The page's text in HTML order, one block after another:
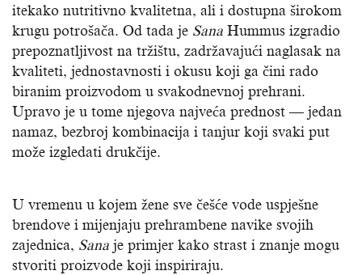
itekako nutritivno kvalitetna, ali i dostupna širokom
krugu potrošača. Od tada je Sana Hummus izgradio
prepoznatljivost na tržištu, zadržavajući naglasak na
kvaliteti, jednostavnosti i okusu koji ga čini rado
biranim proizvodom u svakodnevnoj prehrani.
Upravo je u tome njegova najveća prednost — jedan
namaz, bezbroj kombinacija i tanjur koji svaki put
može izgledati drukčije.
U vremenu u kojem žene sve češće vode uspješne
brendove i mijenjaju prehrambene navike svojih
zajednica, Sana je primjer kako strast i znanje mogu
stvoriti proizvode koji inspiriraju.